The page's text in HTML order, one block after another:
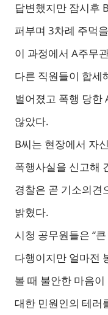
답변했지만 잠시후
퍼부며 3차례 주먹
이 과정에서 A주무
다른 직원들이 합세
벌어졌고 폭행 당한
않았다.
B씨는 현장에서 자
폭행사실을 신고해
경찰은 곧 기소의견
밝혔다.
시청 공무원들은 “
다행이지만 얼마전
볼 때 불안한 마음이
대한 민원인의 테러